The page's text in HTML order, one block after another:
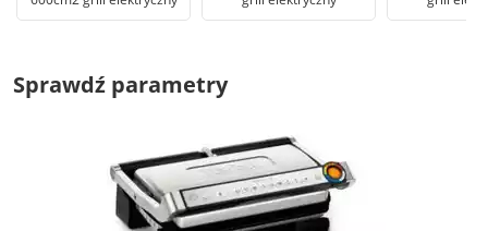
Sprawdź parametry